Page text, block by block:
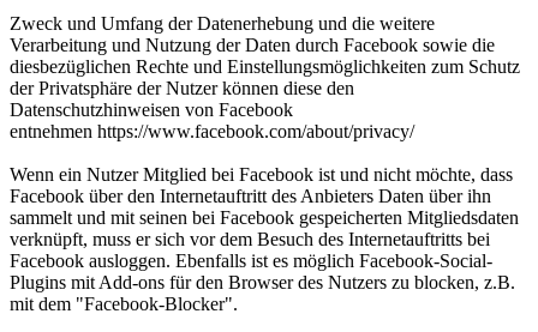
Zweck und Umfang der Datenerhebung und die weitere
Verarbeitung und Nutzung der Daten durch Facebook sowie die
diesbezüglichen Rechte und Einstellungsmöglichkeiten zum Schutz
der Privatsphäre der Nutzer können diese den
Datenschutzhinweisen von Facebook
entnehmen https://www.facebook.com/about/privacy/
Wenn ein Nutzer Mitglied bei Facebook ist und nicht möchte, dass
Facebook über den Internetauftritt des Anbieters Daten über ihn
sammelt und mit seinen bei Facebook gespeicherten Mitgliedsdaten
verknüpft, muss er sich vor dem Besuch des Internetauftritts bei
Facebook ausloggen. Ebenfalls ist es möglich Facebook-Social-
Plugins mit Add-ons für den Browser des Nutzers zu blocken, z.B.
mit dem "Facebook-Blocker".